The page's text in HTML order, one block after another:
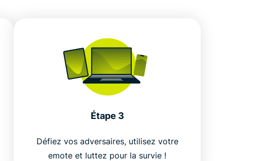
Étape 3
Défiez vos adversaires, utilisez votre
emote et luttez pour la survie !